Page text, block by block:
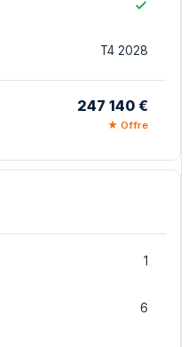
T4 2028
247 140 €
★ Offre
1
6